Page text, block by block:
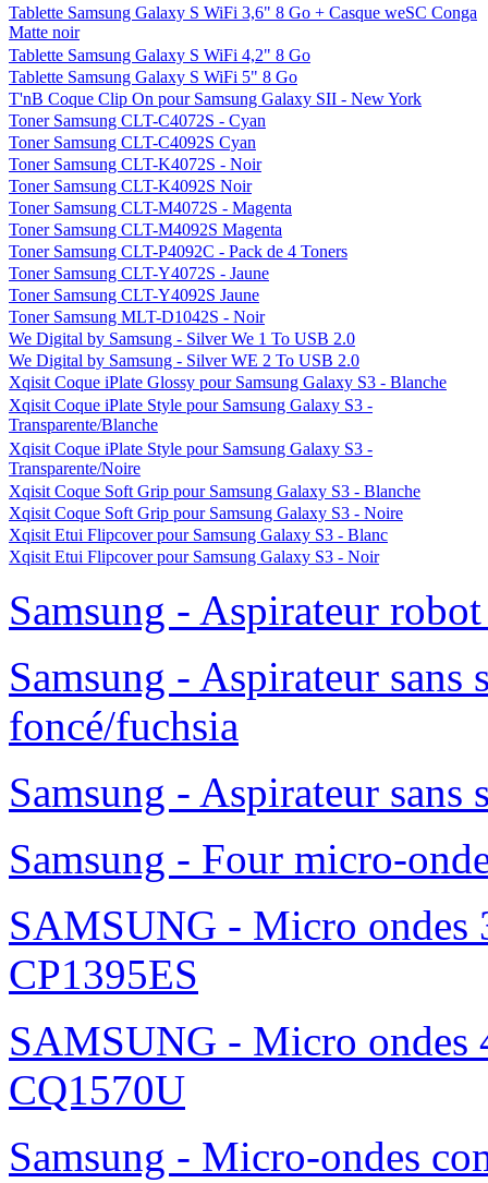
Tablette Samsung Galaxy S WiFi 3,6" 8 Go + Casque weSC Conga
Matte noir
Tablette Samsung Galaxy S WiFi 4,2" 8 Go
Tablette Samsung Galaxy S WiFi 5" 8 Go
T'nB Coque Clip On pour Samsung Galaxy SII - New York
Toner Samsung CLT-C4072S - Cyan
Toner Samsung CLT-C4092S Cyan
Toner Samsung CLT-K4072S - Noir
Toner Samsung CLT-K4092S Noir
Toner Samsung CLT-M4072S - Magenta
Toner Samsung CLT-M4092S Magenta
Toner Samsung CLT-P4092C - Pack de 4 Toners
Toner Samsung CLT-Y4072S - Jaune
Toner Samsung CLT-Y4092S Jaune
Toner Samsung MLT-D1042S - Noir
We Digital by Samsung - Silver We 1 To USB 2.0
We Digital by Samsung - Silver WE 2 To USB 2.0
Xqisit Coque iPlate Glossy pour Samsung Galaxy S3 - Blanche
Xqisit Coque iPlate Style pour Samsung Galaxy S3 -
Transparente/Blanche
Xqisit Coque iPlate Style pour Samsung Galaxy S3 -
Transparente/Noire
Xqisit Coque Soft Grip pour Samsung Galaxy S3 - Blanche
Xqisit Coque Soft Grip pour Samsung Galaxy S3 - Noire
Xqisit Etui Flipcover pour Samsung Galaxy S3 - Blanc
Xqisit Etui Flipcover pour Samsung Galaxy S3 - Noir
Samsung - Aspirateur
Samsung - Aspirateur
foncé/fuchsia
Samsung - Aspirateur sans
Samsung - Four micro-
SAMSUNG - Micro
CP1395ES
SAMSUNG - Micro
CQ1570U
Samsung - Micro-ondes